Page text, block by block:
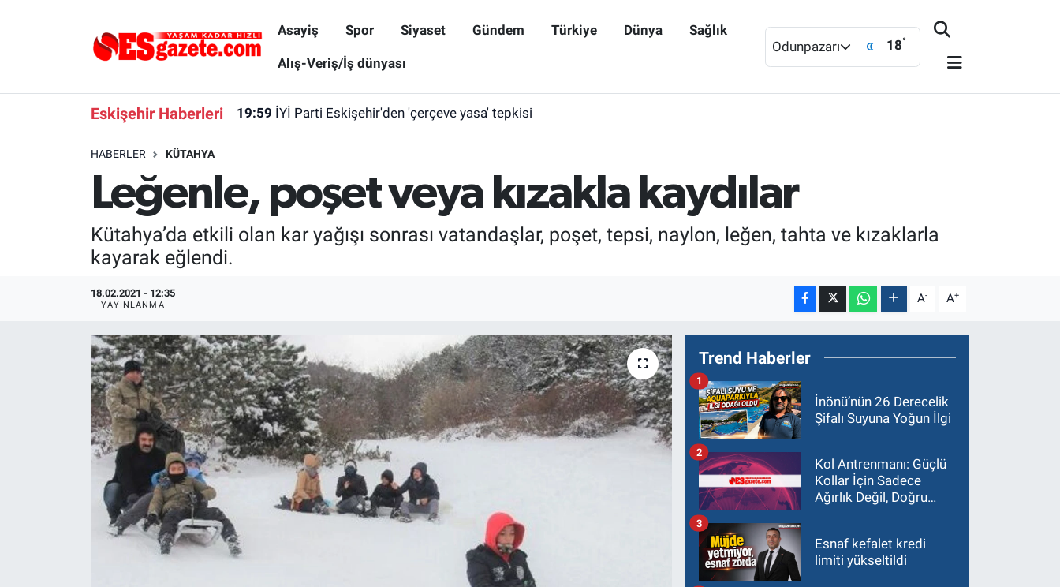
Asayiş Spor Siyaset Gündem Türkiye Dünya Sağlık
Alış-Veriş/İş dünyası
Odunpazarı 18°
Eskişehir Haberleri 19:59 İYİ Parti Eskişehir'den 'çerçeve yasa' tepkisi
HABERLER KÜTAHYA
Leğenle, poşet veya kızakla kaydılar
Kütahya’da etkili olan kar yağışı sonrası vatandaşlar, poşet, tepsi, naylon, leğen, tahta ve kızaklarla
kayarak eğlendi.
18.02.2021 - 12:35
YAYINLANMA A- A+
Trend Haberler
İnönü’nün 26 Derecelik
Şifalı Suyuna Yoğun İlgi
1
Kol Antrenmanı: Güçlü
Kollar İçin Sadece
Ağırlık Değil, Doğru
2
Esnaf kefalet kredi
limiti yükseltildi
3
Alış-Veriş/İş dünyası
Eskişehirspor Arşivi
Röportaj
Ekonomi
Kültür Sanat
Politika
Kütahya
Eskişehir Nöbetçi Eczaneler
Süper Lig Puan Durumu ve Fikstür
Son Dakika Haberleri
Haber Arşivi